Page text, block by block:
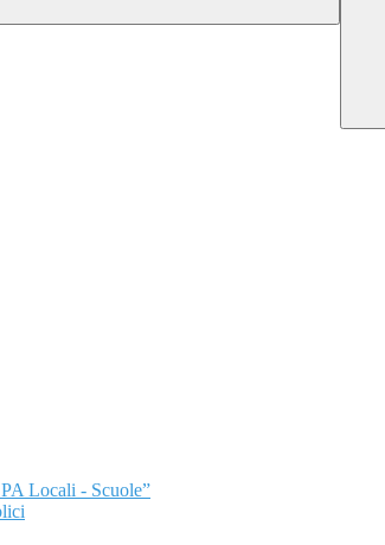
Locali - Scuole”